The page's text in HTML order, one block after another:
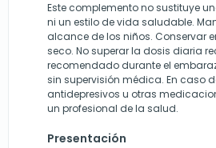
Este complemento no sustituye
ni un estilo de vida saludable.
alcance de los niños. Conservar
seco. No superar la dosis diaria
recomendado durante el
sin supervisión médica. En caso
antidepresivos u otras
un profesional de la salud.
Presentación